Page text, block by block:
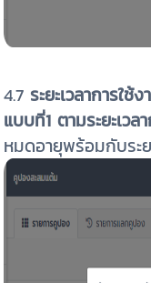
4.7ระยะเวลาการใช้ง
แบบที่1 ตามระยะเว
หมดอายุพร้อมกับระ